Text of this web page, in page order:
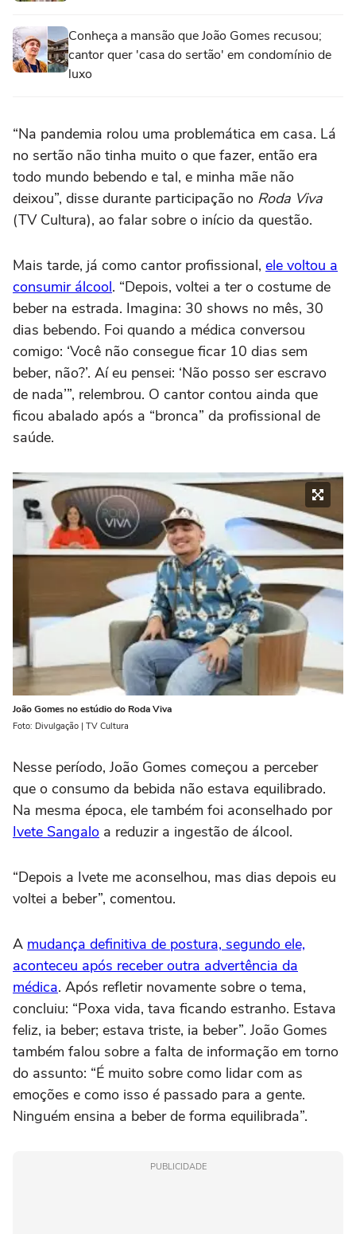
Conheça a mansão que João Gomes recusou;
cantor quer 'casa do sertão' em condomínio de
luxo
“Na pandemia rolou uma problemática em casa. Lá
no sertão não tinha muito o que fazer, então era
todo mundo bebendo e tal, e minha mãe não
deixou”, disse durante participação no Roda Viva
(TV Cultura), ao falar sobre o início da questão.
Mais tarde, já como cantor profissional, ele voltou a
consumir álcool. “Depois, voltei a ter o costume de
beber na estrada. Imagina: 30 shows no mês, 30
dias bebendo. Foi quando a médica conversou
comigo: ‘Você não consegue ficar 10 dias sem
beber, não?’. Aí eu pensei: ‘Não posso ser escravo
de nada’”, relembrou. O cantor contou ainda que
ficou abalado após a “bronca” da profissional de
saúde.
João Gomes no estúdio do Roda Viva
Foto: Divulgação | TV Cultura
Nesse período, João Gomes começou a perceber
que o consumo da bebida não estava equilibrado.
Na mesma época, ele também foi aconselhado por
Ivete Sangalo a reduzir a ingestão de álcool.
“Depois a Ivete me aconselhou, mas dias depois eu
voltei a beber”, comentou.
A mudança definitiva de postura, segundo ele,
aconteceu após receber outra advertência da
médica. Após refletir novamente sobre o tema,
concluiu: “Poxa vida, tava ficando estranho. Estava
feliz, ia beber; estava triste, ia beber”. João Gomes
também falou sobre a falta de informação em torno
do assunto: “É muito sobre como lidar com as
emoções e como isso é passado para a gente.
Ninguém ensina a beber de forma equilibrada”.
PUBLICIDADE